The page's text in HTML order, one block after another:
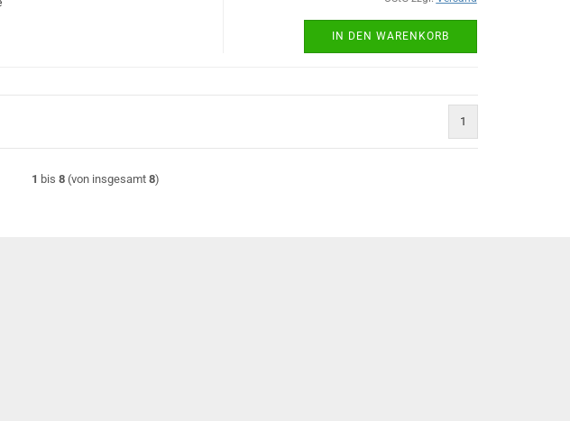
IN DEN WARENKORB
1
1 bis8 (von insgesamt8)